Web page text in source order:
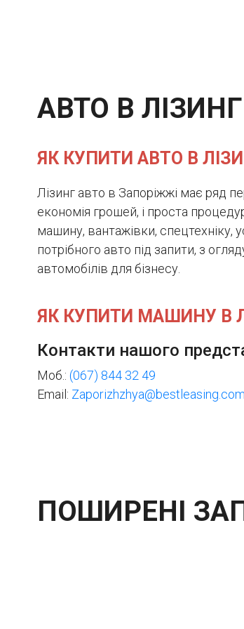
АВТО В
ЯК КУПИТИ АВТО В
Лізинг авто в Запоріжжі має ряд
економія грошей, і проста
машину, вантажівки, спецтехніку,
потрібного авто під запити, з
автомобілів для бізнесу.
ЯК КУПИТИ МАШИНУ В
Контакти нашого
Моб.: (067) 844 32 49
Email:
ПОШИРЕНІ